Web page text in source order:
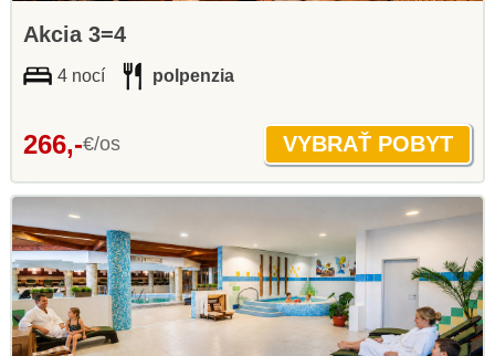
Akcia 3=4
4 nocí polpenzia
266,-€/os